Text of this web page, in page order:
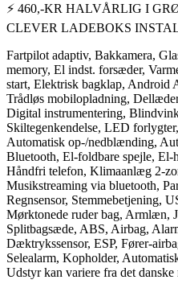
⚡️ 460,-KR HALVÅRLIG I
CLEVER LADEBOKS
Fartpilot adaptiv, Bakkamera,
memory, El indst. forsæder,
start, Elektrisk bagklap, Android
Trådløs mobilopladning,
Digital instrumentering,
Skiltegenkendelse, LED
Automatisk op-/nedblænding,
Bluetooth, El-foldbare spejle, El-
Håndfri telefon, Klimaanlæg 2-
Musikstreaming via bluetooth,
Regnsensor, Stemmebetjening,
Mørktonede ruder bag, Armlæn,
Splitbagsæde, ABS, Airbag,
Dæktrykssensor, ESP, Fører-
Selealarm, Kopholder,
Udstyr kan variere fra det danske